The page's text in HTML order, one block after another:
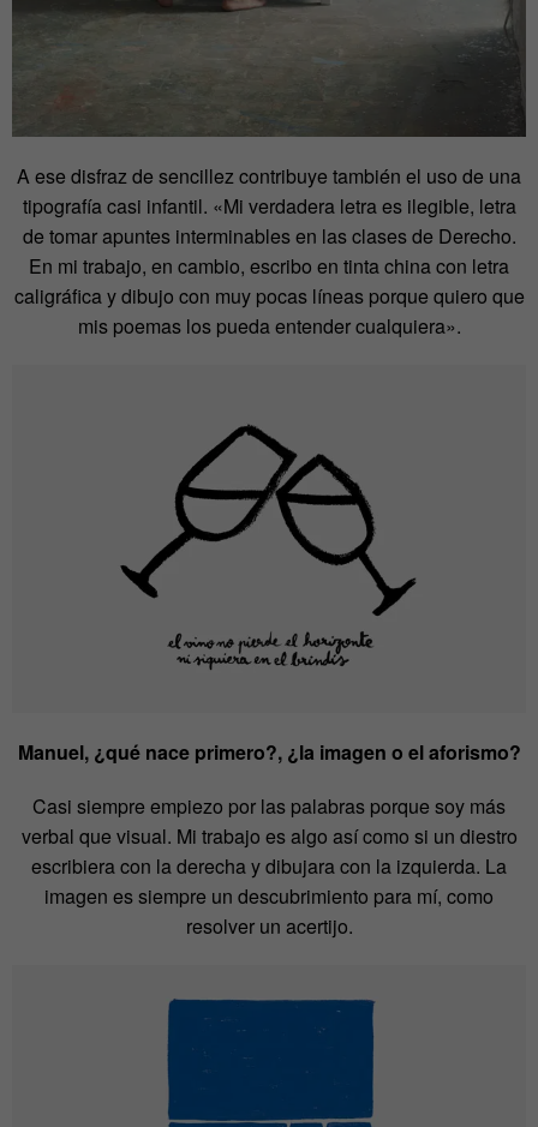
A ese disfraz de sencillez contribuye también el uso de una
tipografía casi infantil. «Mi verdadera letra es ilegible, letra
de tomar apuntes interminables en las clases de Derecho.
En mi trabajo, en cambio, escribo en tinta china con letra
caligráfica y dibujo con muy pocas líneas porque quiero que
mis poemas los pueda entender cualquiera».
Manuel, ¿qué nace primero?, ¿la imagen o el aforismo?
Casi siempre empiezo por las palabras porque soy más
verbal que visual. Mi trabajo es algo así como si un diestro
escribiera con la derecha y dibujara con la izquierda. La
imagen es siempre un descubrimiento para mí, como
resolver un acertijo.